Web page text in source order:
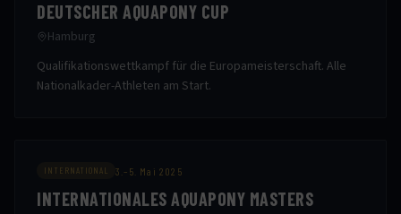
DEUTSCHER AQUAPONY CUP
Hamburg
Qualifikationswettkampf für die Europameisterschaft. Alle
Nationalkader-Athleten am Start.
INTERNATIONAL 3.–5. Mai 2025
INTERNATIONALES AQUAPONY MASTERS